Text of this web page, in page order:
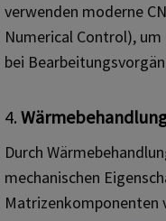
verwenden moderne
Numerical Control),
bei
4.
Durch
mechanischen
Matrizenkomponenten